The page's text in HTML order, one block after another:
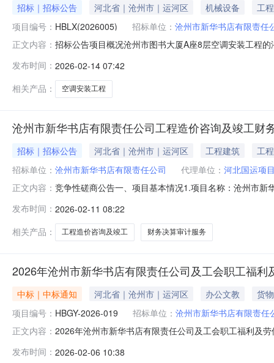
招标｜招标公告 河北省｜沧州市｜运河区 机械设备
工程
项目编号： HBLX(2026005) 招标单位： 沧州市新华书店有限责任
正文内容： 招标公告项目概况沧州市图书大厦A座8层空调安装工程
的：沧州市图书大厦A座8层空调安装工程采购需求：沧
（1）具
发布时间： 2026-02-14 07:42
相关产品：
空调安装工程
沧州市新华书店有限责任公司工程造价咨询及竣工财
招标｜招标公告 河北省｜沧州市｜运河区 工程建筑
工程
招标单位： 沧州市新华书店有限责任公司 代理单位： 河北国运项
正文内容： 竞争性磋商公告一、项目基本情况1.项目名称：沧州市
财务决算审计服务8.本项目接受联合体投标。二、申请
制度以及有依法缴纳税收和社会
发布时间： 2026-02-11 08:22
相关产品：
工程造价咨询及竣工 财务决算审计服务
2026年沧州市新华书店有限责任公司及工会职工福
中标｜中标通知 河北省｜沧州市｜运河区 办公文教
货物
项目编号： HBGY-2026-019 招标单位： 沧州市新华书店有限责任
正文内容： 2026年沧州市新华书店有限责任公司及工会职工福利及
址：河北省沧州市运河区北京路天昕大厦16楼联系人：
发布时间： 2026-02-06 10:38